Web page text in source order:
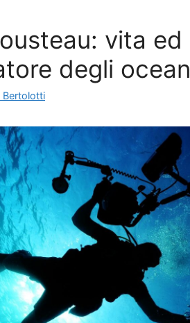
vita ed
degli
Bertolotti